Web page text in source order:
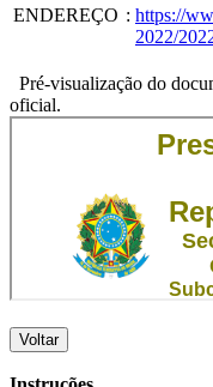
ENDEREÇO : https://
2022/
Pré-visualização do
oficial.
Voltar